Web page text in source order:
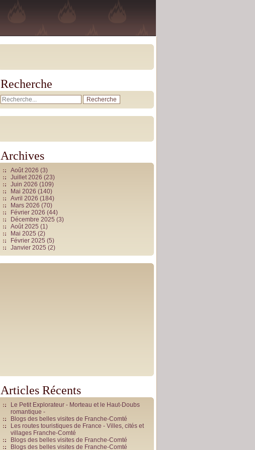
Recherche
Archives
Août 2026 (3)
Juillet 2026 (23)
Juin 2026 (109)
Mai 2026 (140)
Avril 2026 (184)
Mars 2026 (70)
Février 2026 (44)
Décembre 2025 (3)
Août 2025 (1)
Mai 2025 (2)
Février 2025 (5)
Janvier 2025 (2)
Articles Récents
Le Petit Explorateur - Morteau et le Haut-Doubs
romantique -
Blogs des belles visites de Franche-Comté
Les routes touristiques de France - Villes, cités et
villages Franche-Comté
Blogs des belles visites de Franche-Comté
Blogs des belles visites de Franche-Comté